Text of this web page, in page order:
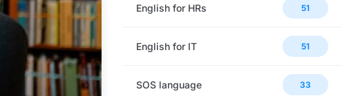
English for HRs 51
English for IT 51
SOS language 33